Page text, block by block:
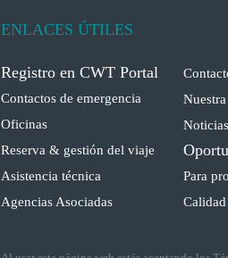
ENLACES ÚTILES
Registro en CWT Portal
Contactos de emergencia
Oficinas
Reserva & gestión del viaje
Asistencia técnica
Agencias Asociadas
Para
Calidad